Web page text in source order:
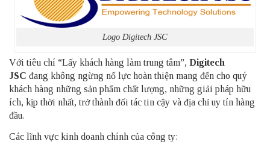
Logo Digitech JSC
Với tiêu chí “Lấy khách hàng làm trung tâm”, Digitech
JSC đang không ngừng nổ lực hoàn thiện mang đến cho quý
khách hàng những sản phẩm chất lượng, những giải pháp hữu
ích, kịp thời nhất, trở thành đối tác tin cậy và địa chỉ uy tín hàng
đầu.
Các lĩnh vực kinh doanh chính của công ty: